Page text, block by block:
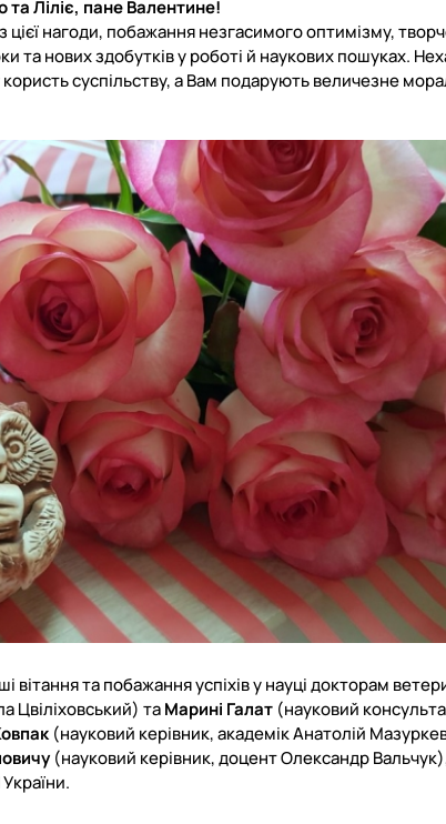
Ліліє, пане Валентине!
цієї нагоди, побажання незгасимого оптимізму,
та нових здобутків у роботі й наукових пошуках.
суспільству, а Вам подарують величезне
вітання та побажання успіхів у науці докторам
Цвіліховський) таМарині Галат (науковий
(науковий керівник, академік Анатолій
(науковий керівник, доцент Олександр